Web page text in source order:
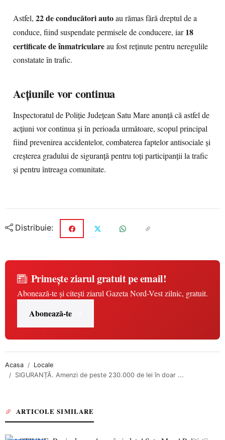
Astfel, 22 de conducători autoau rămas fără dreptul de a
conduce, fiind suspendate permisele de conducere, iar18
certificate de înmatriculareau fost reținute pentru neregulile
constatate în trafic.
Acțiunile vor continua
Inspectoratul de Poliție Județean Satu Mare anunță că astfel de
acțiuni vor continua și în perioada următoare, scopul principal
fiind prevenirea accidentelor, combaterea faptelor antisociale și
creșterea gradului de siguranță pentru toți participanții la trafic
și pentru întreaga comunitate.
Distribuie:
Primește ziarul gratuit pe email!
Abonează-te și citești ziarul Gazeta Nord-Vest zilnic, gratuit.
Abonează-te
Acasa
Locale
SIGURANȚĂ. Amenzi de peste 230.000 de lei în doar ...
ARTICOLE SIMILARE